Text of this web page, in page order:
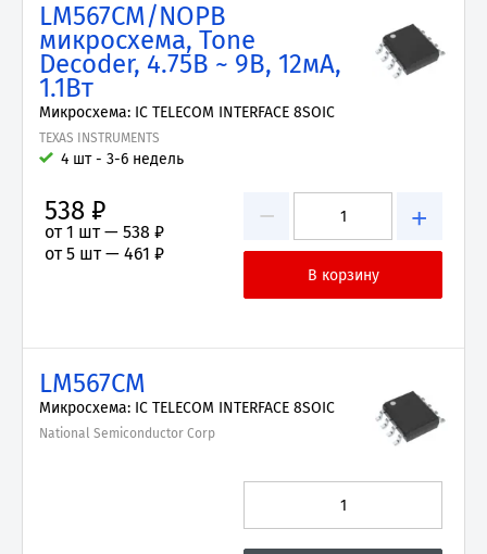
LM567CM/NOPB
микросхема, Tone
Decoder, 4.75В ~ 9В, 12мА,
1.1Вт
Микросхема: IC TELECOM INTERFACE 8SOIC
TEXAS INSTRUMENTS
4 шт - 3-6 недель
− +
538 ₽
от 1 шт — 538 ₽
от 5 шт — 461 ₽
LM567CM
Микросхема: IC TELECOM INTERFACE 8SOIC
National Semiconductor Corp